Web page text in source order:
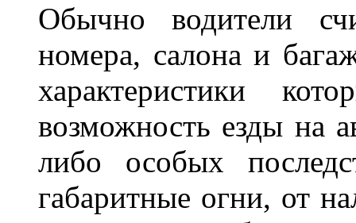
Обычно водители
номера, салона и
характеристики
возможность езды на
либо особых
габаритные огни, от